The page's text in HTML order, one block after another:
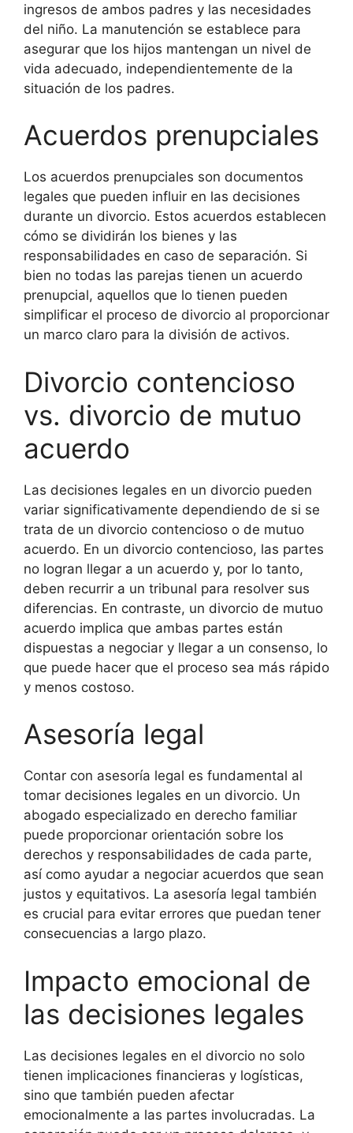
ingresos de ambos padres y las necesidades
del niño. La manutención se establece para
asegurar que los hijos mantengan un nivel de
vida adecuado, independientemente de la
situación de los padres.
Acuerdos prenupciales
Los acuerdos prenupciales son documentos
legales que pueden influir en las decisiones
durante un divorcio. Estos acuerdos establecen
cómo se dividirán los bienes y las
responsabilidades en caso de separación. Si
bien no todas las parejas tienen un acuerdo
prenupcial, aquellos que lo tienen pueden
simplificar el proceso de divorcio al proporcionar
un marco claro para la división de activos.
Divorcio contencioso
vs. divorcio de mutuo
acuerdo
Las decisiones legales en un divorcio pueden
variar significativamente dependiendo de si se
trata de un divorcio contencioso o de mutuo
acuerdo. En un divorcio contencioso, las partes
no logran llegar a un acuerdo y, por lo tanto,
deben recurrir a un tribunal para resolver sus
diferencias. En contraste, un divorcio de mutuo
acuerdo implica que ambas partes están
dispuestas a negociar y llegar a un consenso, lo
que puede hacer que el proceso sea más rápido
y menos costoso.
Asesoría legal
Contar con asesoría legal es fundamental al
tomar decisiones legales en un divorcio. Un
abogado especializado en derecho familiar
puede proporcionar orientación sobre los
derechos y responsabilidades de cada parte,
así como ayudar a negociar acuerdos que sean
justos y equitativos. La asesoría legal también
es crucial para evitar errores que puedan tener
consecuencias a largo plazo.
Impacto emocional de
las decisiones legales
Las decisiones legales en el divorcio no solo
tienen implicaciones financieras y logísticas,
sino que también pueden afectar
emocionalmente a las partes involucradas. La